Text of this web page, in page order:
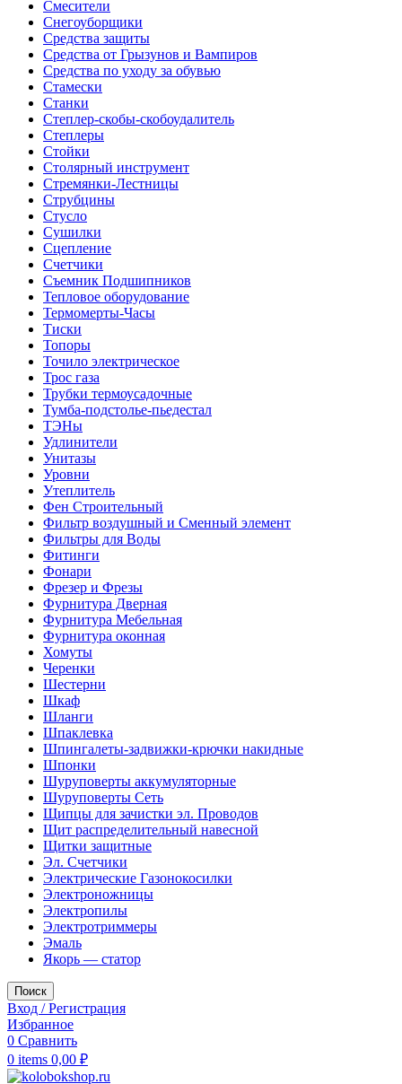
Смесители
Снегоуборщики
Средства защиты
Средства от Грызунов и Вампиров
Средства по уходу за обувью
Стамески
Станки
Степлер-скобы-скобоудалитель
Степлеры
Стойки
Столярный инструмент
Стремянки-Лестницы
Струбцины
Стусло
Сушилки
Сцепление
Счетчики
Съемник Подшипников
Тепловое оборудование
Термомерты-Часы
Тиски
Топоры
Точило электрическое
Трос газа
Трубки термоусадочные
Тумба-подстолье-пьедестал
ТЭНы
Удлинители
Унитазы
Уровни
Утеплитель
Фен Строительный
Фильтр воздушный и Сменный элемент
Фильтры для Воды
Фитинги
Фонари
Фрезер и Фрезы
Фурнитура Дверная
Фурнитура Мебельная
Фурнитура оконная
Хомуты
Черенки
Шестерни
Шкаф
Шланги
Шпаклевка
Шпингалеты-задвижки-крючки накидные
Шпонки
Шуруповерты аккумуляторные
Шуруповерты Сеть
Щипцы для зачистки эл. Проводов
Щит распределительный навесной
Щитки защитные
Эл. Счетчики
Электрические Газонокосилки
Электроножницы
Электропилы
Электротриммеры
Эмаль
Якорь — статор
Поиск
Вход / Регистрация
Избранное
0 Сравнить
0 items 0,00 ₽